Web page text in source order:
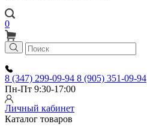
0
8 (347) 299-09-94 8 (905) 351-09-94
Пн-Пт 9:30-17:00
Личный кабинет
Каталог товаров